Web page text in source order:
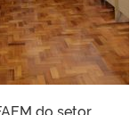
do setor